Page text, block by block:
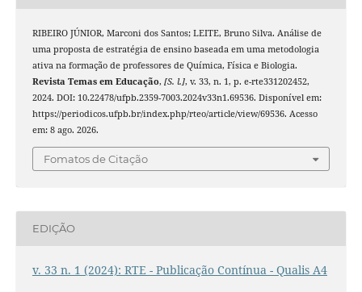
RIBEIRO JÚNIOR, Marconi dos Santos; LEITE, Bruno Silva. Análise de
uma proposta de estratégia de ensino baseada em uma metodologia
ativa na formação de professores de Química, Física e Biologia.
Revista Temas em Educação, [S. l.], v. 33, n. 1, p. e-rte331202452,
2024. DOI: 10.22478/ufpb.2359-7003.2024v33n1.69536. Disponível em:
https://periodicos.ufpb.br/index.php/rteo/article/view/69536. Acesso
em: 8 ago. 2026.
Fomatos de Citação
EDIÇÃO
v. 33 n. 1 (2024): RTE - Publicação Contínua - Qualis A4